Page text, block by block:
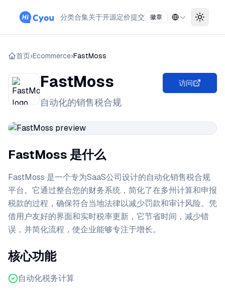
分类合集关于开源定价提交 徽章
首页›Ecommerce›FastMoss
FastMoss
自动化的销售税合规
访问
FastMoss 是什么
FastMoss 是一个专为SaaS公司设计的自动化销售税合规
平台。它通过整合您的财务系统，简化了在多州计算和申报
税款的过程，确保符合当地法律以减少罚款和审计风险。凭
借用户友好的界面和实时税率更新，它节省时间，减少错
误，并简化流程，使企业能够专注于增长。
核心功能
自动化税务计算